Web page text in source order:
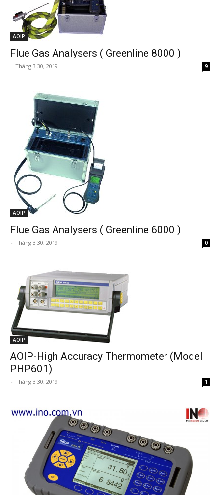
AOIP
Flue Gas Analysers ( Greenline 8000 )
- Tháng 3 30, 2019 9
AOIP
Flue Gas Analysers ( Greenline 6000 )
- Tháng 3 30, 2019 0
AOIP
AOIP-High Accuracy Thermometer (Model
PHP601)
- Tháng 3 30, 2019 1